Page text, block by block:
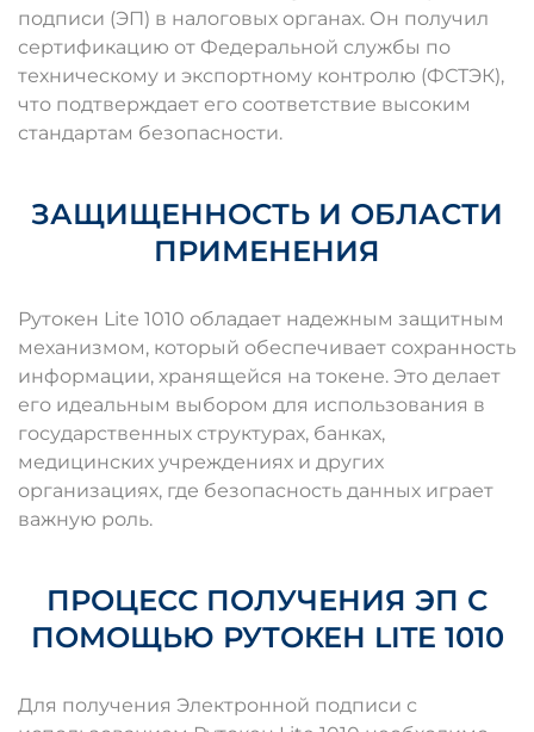
подписи (ЭП) в налоговых органах. Он получил
сертификацию от Федеральной службы по
техническому и экспортному контролю (ФСТЭК),
что подтверждает его соответствие высоким
стандартам безопасности.
ЗАЩИЩЕННОСТЬ И ОБЛАСТИ
ПРИМЕНЕНИЯ
Рутокен Lite 1010 обладает надежным защитным
механизмом, который обеспечивает сохранность
информации, хранящейся на токене. Это делает
его идеальным выбором для использования в
государственных структурах, банках,
медицинских учреждениях и других
организациях, где безопасность данных играет
важную роль.
ПРОЦЕСС ПОЛУЧЕНИЯ ЭП С
ПОМОЩЬЮ РУТОКЕН LITE 1010
Для получения Электронной подписи с